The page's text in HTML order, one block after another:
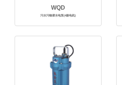
WQD
污水污物潜水电泵(4极电机)